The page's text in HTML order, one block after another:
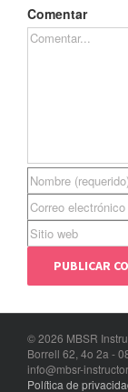
Comentar
©2026 MBSR
Borrell 62, 4o 2a -
info@mbsr-
Política de